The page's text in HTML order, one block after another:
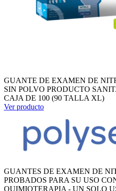
GUANTE DE EXAMEN DE
SIN POLVO PRODUCTO
CAJA DE 100 (90 TALLA XL)
Ver producto
GUANTES DE EXAMEN DE
PROBADOS PARA SU USO
QUIMIOTERAPIA - UN SOLO